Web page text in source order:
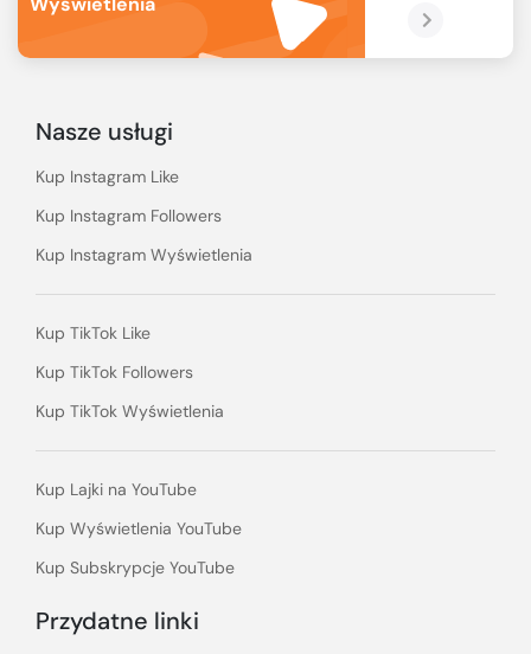
Nasze usługi
Kup Instagram Like
Kup Instagram Followers
Kup Instagram Wyświetlenia
Kup TikTok Like
Kup TikTok Followers
Kup TikTok Wyświetlenia
Kup Lajki na YouTube
Kup Wyświetlenia YouTube
Kup Subskrypcje YouTube
Przydatne linki